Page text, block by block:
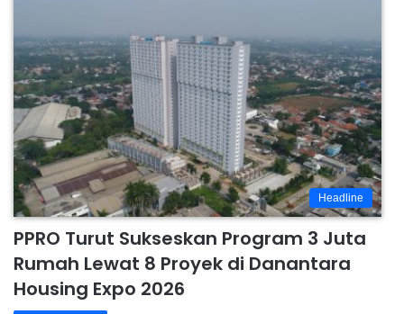
Headline
PPRO Turut Sukseskan Program 3 Juta
Rumah Lewat 8 Proyek di Danantara
Housing Expo 2026